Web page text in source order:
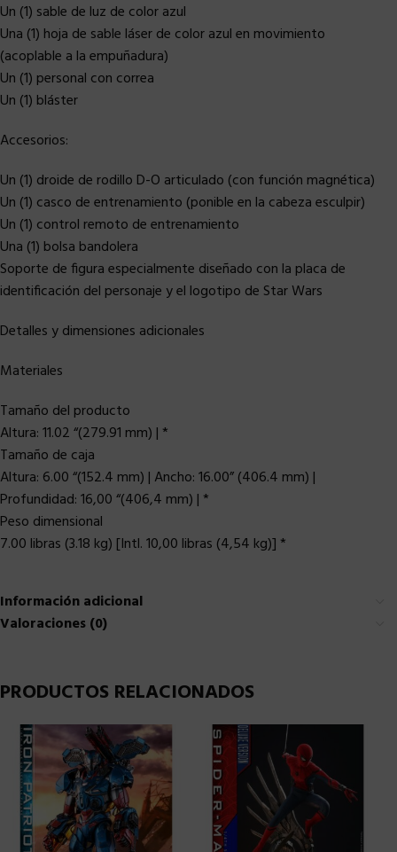
Un (1) sable de luz de color azul
Una (1) hoja de sable láser de color azul en movimiento
(acoplable a la empuñadura)
Un (1) personal con correa
Un (1) bláster
Accesorios:
Un (1) droide de rodillo D-O articulado (con función magnética)
Un (1) casco de entrenamiento (ponible en la cabeza esculpir)
Un (1) control remoto de entrenamiento
Una (1) bolsa bandolera
Soporte de figura especialmente diseñado con la placa de
identificación del personaje y el logotipo de Star Wars
Detalles y dimensiones adicionales
Materiales
Tamaño del producto
Altura: 11.02 “(279.91 mm) | *
Tamaño de caja
Altura: 6.00 “(152.4 mm) | Ancho: 16.00” (406.4 mm) |
Profundidad: 16,00 “(406,4 mm) | *
Peso dimensional
7.00 libras (3.18 kg) [Intl. 10,00 libras (4,54 kg)] *
Información adicional
Valoraciones (0)
PRODUCTOS RELACIONADOS